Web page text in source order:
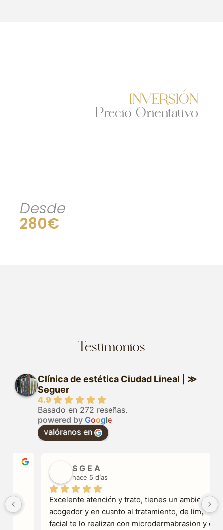
INVERSIÓN
Precio Orientativo
Desde
280€
Testimonios
Clínica de estética Ciudad Lineal | ≫
Seguer
4.9
Basado en 272 reseñas.
powered by Google
valóranos en
S G E A
hace 5 días
Excelente atención y trato, tienes un ambiente
acogedor y en cuanto al tratamiento, de limpieza
facial te lo realizan con microdermabrasion y el